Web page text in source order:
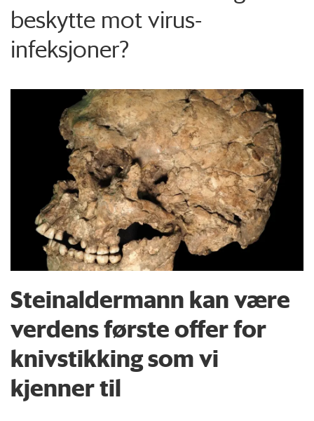
beskytte mot virus-
infeksjoner?
Steinaldermann kan være
verdens første offer for
knivstikking som vi
kjenner til